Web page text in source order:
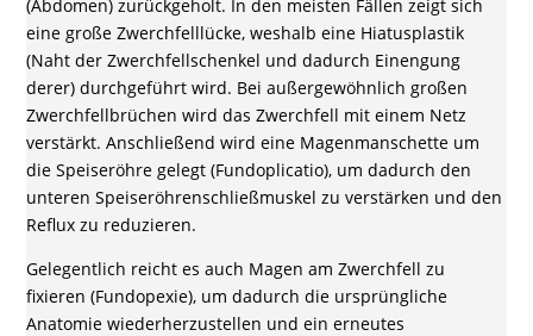
(Abdomen) zurückgeholt. In den meisten Fällen zeigt sich
eine große Zwerchfelllücke, weshalb eine Hiatusplastik
(Naht der Zwerchfellschenkel und dadurch Einengung
derer) durchgeführt wird. Bei außergewöhnlich großen
Zwerchfellbrüchen wird das Zwerchfell mit einem Netz
verstärkt. Anschließend wird eine Magenmanschette um
die Speiseröhre gelegt (Fundoplicatio), um dadurch den
unteren Speiseröhrenschließmuskel zu verstärken und den
Reflux zu reduzieren.
Gelegentlich reicht es auch Magen am Zwerchfell zu
fixieren (Fundopexie), um dadurch die ursprüngliche
Anatomie wiederherzustellen und ein erneutes